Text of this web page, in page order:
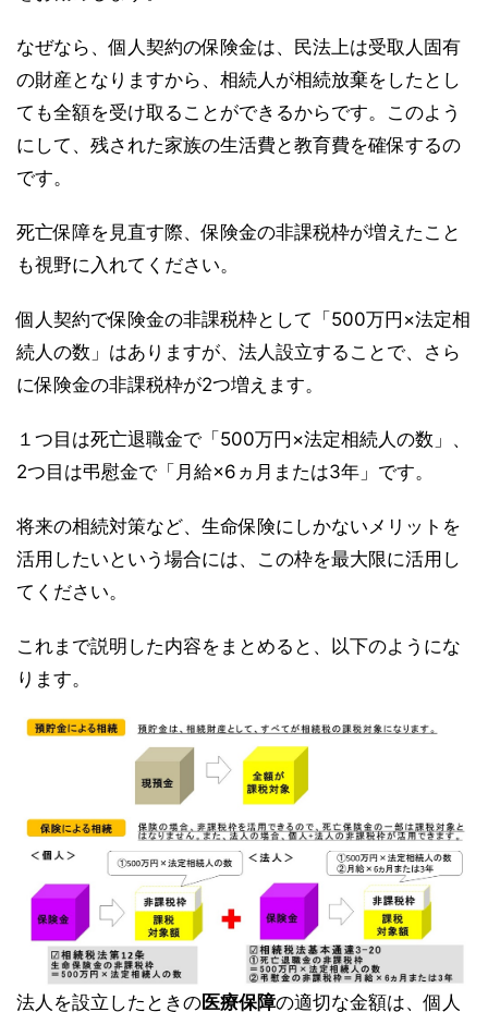
なぜなら、個人契約の保険金は、民法上は受取人固有
の財産となりますから、相続人が相続放棄をしたとし
ても全額を受け取ることができるからです。このよう
にして、残された家族の生活費と教育費を確保するの
です。
死亡保障を見直す際、保険金の非課税枠が増えたこと
も視野に入れてください。
個人契約で保険金の非課税枠として「500万円×法定相
続人の数」はありますが、法人設立することで、さら
に保険金の非課税枠が2つ増えます。
１つ目は死亡退職金で「500万円×法定相続人の数」、
2つ目は弔慰金で「月給×6ヵ月または3年」です。
将来の相続対策など、生命保険にしかないメリットを
活用したいという場合には、この枠を最大限に活用し
てください。
これまで説明した内容をまとめると、以下のようにな
ります。
法人を設立したときの医療保障の適切な金額は、個人